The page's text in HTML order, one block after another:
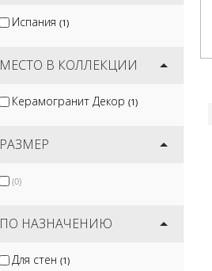
Kirovit
Испания (1)
МЕСТО В КОЛЛЕКЦИИ
Керамогранит Декор (1)
РАЗМЕР
(0)
ПО НАЗНАЧЕНИЮ
Для стен (1)